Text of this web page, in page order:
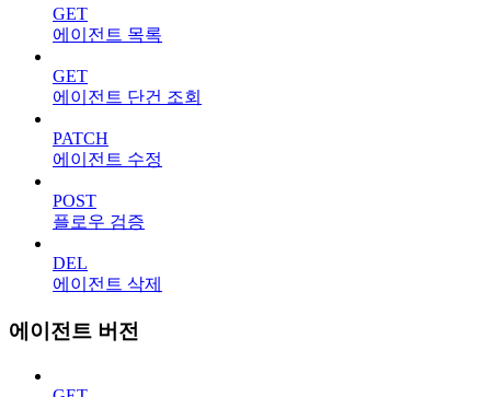
GET
에이전트 목록
GET
에이전트 단건 조회
PATCH
에이전트 수정
POST
플로우 검증
DEL
에이전트 삭제
에이전트 버전